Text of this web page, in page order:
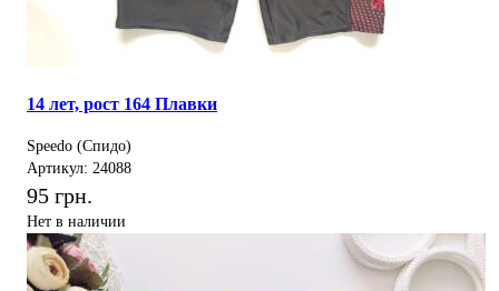
14 лет, рост 164 Плавки
Speedo (Спидо)
Артикул: 24088
95 грн.
Нет в наличии